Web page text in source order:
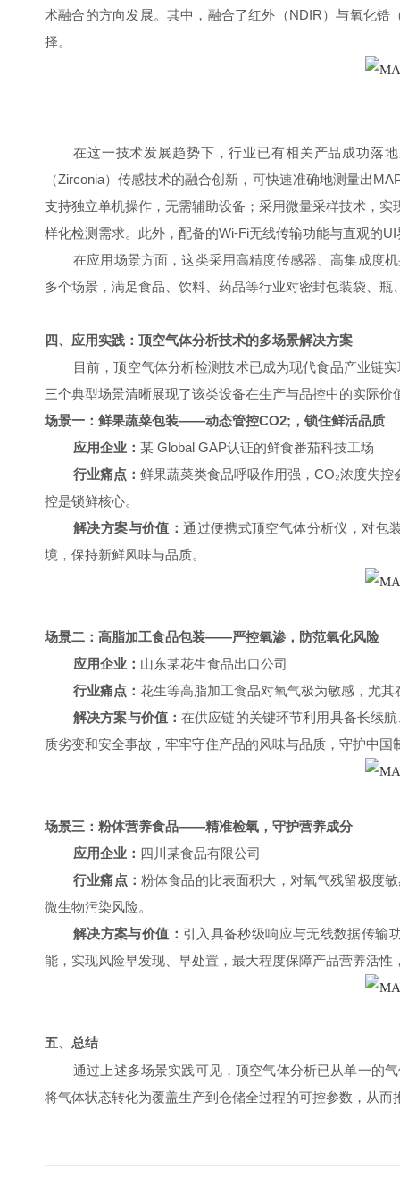
术融合的方向发展。其中，融合了红外（NDIR）与氧化
择。
在这一技术发展趋势下，行业已有相关产品成功落
（Zirconia）传感技术的融合创新，可快速准确地测量出
支持独立单机操作，无需辅助设备；采用微量采样技术，
样化检测需求。此外，配备的Wi-Fi无线传输功能与直观的
在应用场景方面，这类采用高精度传感器、高集成度
多个场景，满足食品、饮料、药品等行业对密封包装袋、
四、应用实践：顶空气体分析技术的多场景解决方案
目前，顶空气体分析检测技术已成为现代食品产业链
三个典型场景清晰展现了该类设备在生产与品控中的实际价
场景一：鲜果蔬菜包装——动态管控CO2;，锁住鲜活品质
应用企业： 某 Global GAP认证的鲜食番茄科技工场
行业痛点： 鲜果蔬菜类食品呼吸作用强，CO₂浓度失
控是锁鲜核心。
解决方案与价值：通过便携式顶空气体分析仪，对包
境，保持新鲜风味与品质。
场景二：高脂加工食品包装——严控氧渗，防范氧化风险
应用企业： 山东某花生食品出口公司
行业痛点： 花生等高脂加工食品对氧气极为敏感，尤
解决方案与价值：在供应链的关键环节利用具备长续
质劣变和安全事故，牢牢守住产品的风味与品质，守护中国
场景三：粉体营养食品——精准检氧，守护营养成分
应用企业： 四川某食品有限公司
行业痛点： 粉体食品的比表面积大，对氧气残留极度
微生物污染风险。
解决方案与价值： 引入具备秒级响应与无线数据传输
能，实现风险早发现、早处置，最大程度保障产品营养活性
五、总结
通过上述多场景实践可见，顶空气体分析已从单一的
将气体状态转化为覆盖生产到仓储全过程的可控参数，从